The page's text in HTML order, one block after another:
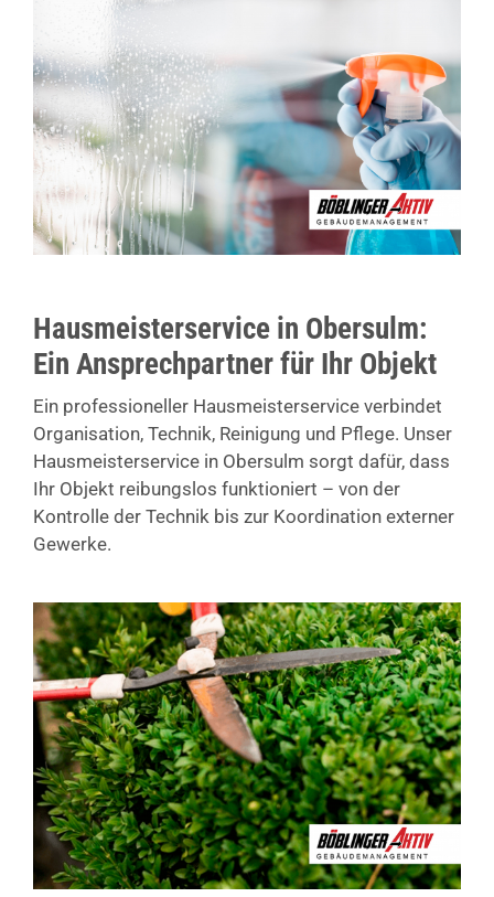
Hausmeisterservice in Obersulm:
Ein Ansprechpartner für Ihr Objekt
Ein professioneller Hausmeisterservice verbindet
Organisation, Technik, Reinigung und Pflege. Unser
Hausmeisterservice in Obersulm sorgt dafür, dass
Ihr Objekt reibungslos funktioniert – von der
Kontrolle der Technik bis zur Koordination externer
Gewerke.